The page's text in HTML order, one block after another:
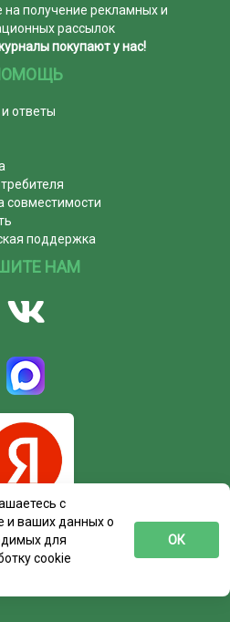
на получение рекламных и
рассылок
покупают у нас!
ответы
совместимости
поддержка
НАМ
с
и ваших данных о
для
cookie
ОК